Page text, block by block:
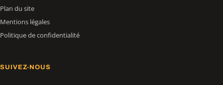
Plan du site
Mentions légales
Politique de confidentialité
SUIVEZ-NOUS